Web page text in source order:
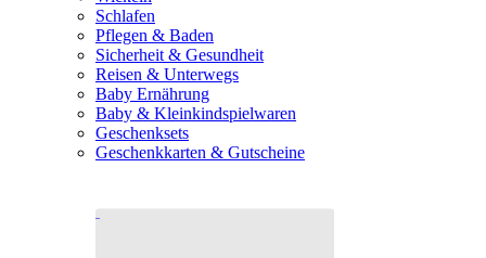
Schlafen
Pflegen & Baden
Sicherheit & Gesundheit
Reisen & Unterwegs
Baby Ernährung
Baby & Kleinkindspielwaren
Geschenksets
Geschenkkarten & Gutscheine